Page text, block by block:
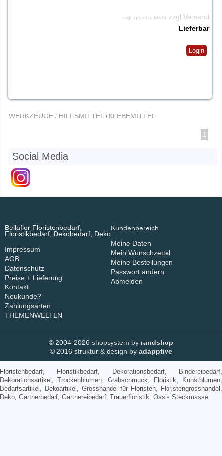
zzgl. gesetzl. MwSt.
zzgl.Versand
Lieferbar
Login
WERKZEUGE / HILFSMITTEL / KLEBEMITTEL
1
Social Media
Bellaflor Floristenbedarf,
Floristikbedarf, Dekobedarf, Deko
Impressum
AGB
Datenschutz
Preise + Lieferung
Kontakt
Neukunde?
Zahlungsarten
THEMENWELTEN
Kundenbereich
Meine Daten
Mein Wunschzettel
Meine Bestellungen
Passwort ändern
Abmelden
© 2004-2026 shopsystem by randshop
© 2016 struktur & design by adapptive
Floristenbedarf, Floristikbedarf, Dekorationsbedarf, Bindereibedarf,
Dekorationsartikel, Trockenblumen, Grabschmuck, Floristik, Kunstblumen,
Bedarfsartikel, Dekoartikel, Grosshandel für Floristen, Floristengrosshandel,
Deko, Gärtnerbedarf, Gärtnereibedarf, Trauerfloristik, Oasis Steckmasse